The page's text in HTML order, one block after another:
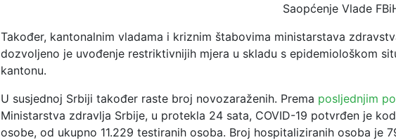
Saopćenje Vlade
Također, kantonalnim vladama i kriznim štabovima ministarstava
dozvoljeno je uvođenje restriktivnijih mjera u skladu s epidemiološkom
kantonu.
U susjednoj Srbiji također raste broj novozaraženih. Prema posljednjim
Ministarstva zdravlja Srbije, u protekla 24 sata, COVID-19 potvrđen je
osobe, od ukupno 11.229 testiranih osoba. Broj hospitaliziranih osoba je